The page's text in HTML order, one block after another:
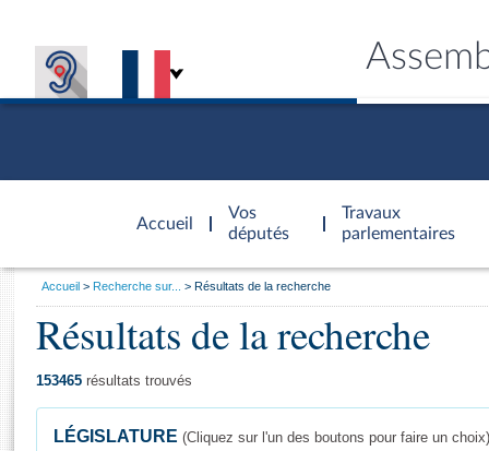
Accueil
d'accueil
Vos
députés
Travaux
parlementaires
Général
Vous
Accueil Recherche sur... Résultats de la recherche
Résultats de la recherche
153465 résultats trouvés
LÉGISLATURE (Cliquez sur l'un des boutons pour faire un choix)